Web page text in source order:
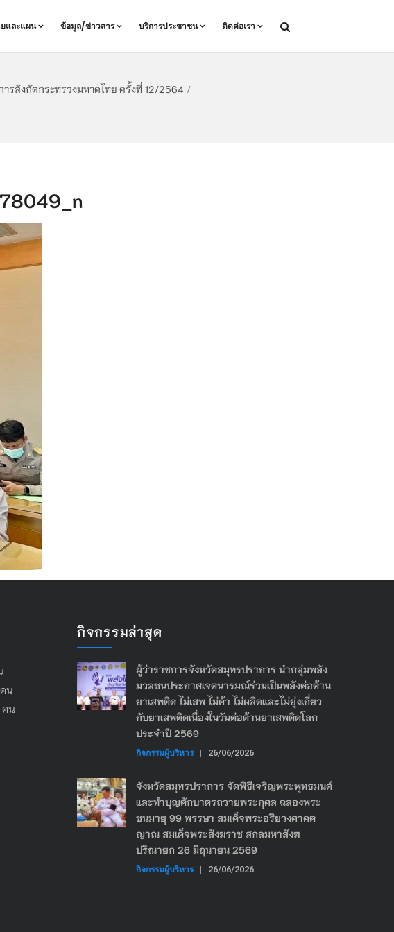
และแผน ข้อมูล/ข่าวสาร บริการประชาชน ติดต่อเรา
รสังกัดกระทรวงมหาดไทย ครั้งที่ 12/2564 /
น
น
กิจกรรมล่าสุด
ผู้ว่าราชการจังหวัดสมุทรปราการ นำกลุ่มพลัง
มวลชนประกาศเจตนารมณ์ร่วมเป็นพลังต่อต้าน
ยาเสพติด ไม่เสพ ไม่ค้า ไม่ผลิตและไม่ยุ่งเกี่ยว
กับยาเสพติดเนื่องในวันต่อต้านยาเสพติดโลก
ประจำปี 2569
กิจกรรมผู้บริหาร | 26/06/2026
จังหวัดสมุทรปราการ จัดพิธีเจริญพระพุทธมนต์
และทำบุญตักบาตรถวายพระกุศล ฉลองพระ
ชนมายุ 99 พรรษา สมเด็จพระอริยวงศาคต
ญาณ สมเด็จพระสังฆราช สกลมหาสังฆ
ปริณายก 26 มิถุนายน 2569
กิจกรรมผู้บริหาร | 26/06/2026